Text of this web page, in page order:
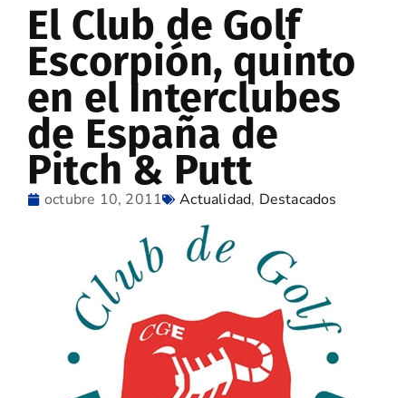
El Club de Golf
Escorpión, quinto
en el Interclubes
de España de
Pitch & Putt
octubre 10, 2011 Actualidad, Destacados